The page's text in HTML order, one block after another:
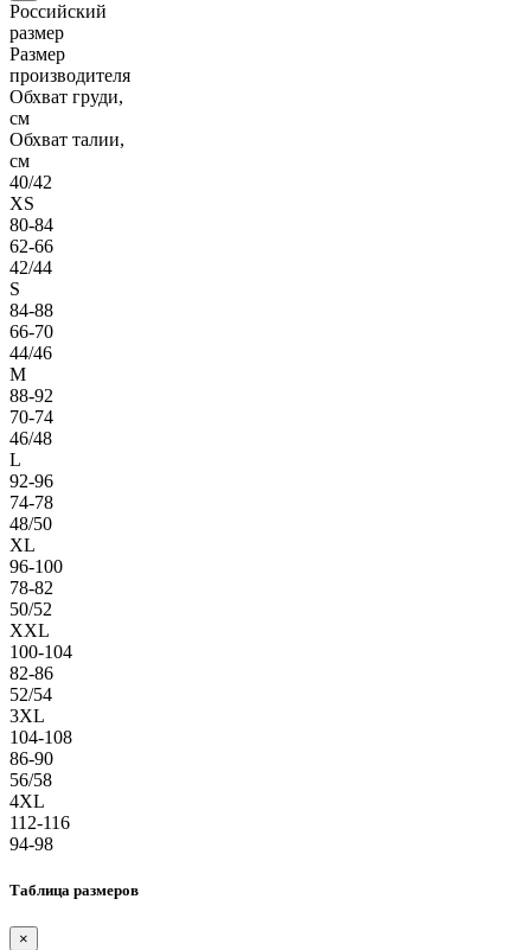
Российский
размер
Размер
производителя
Обхват груди,
см
Обхват талии,
см
40/42
XS
80-84
62-66
42/44
S
84-88
66-70
44/46
M
88-92
70-74
46/48
L
92-96
74-78
48/50
XL
96-100
78-82
50/52
XXL
100-104
82-86
52/54
3XL
104-108
86-90
56/58
4XL
112-116
94-98
Таблица размеров
×